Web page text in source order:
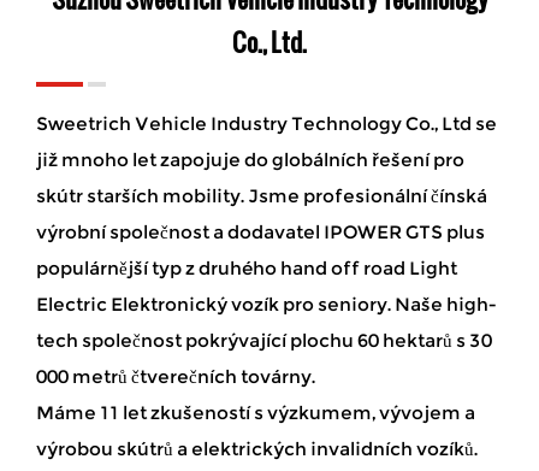
Co., Ltd.
Sweetrich Vehicle Industry Technology Co., Ltd se
již mnoho let zapojuje do globálních řešení pro
skútr starších mobility. Jsme profesionální čínská
výrobní společnost a dodavatel IPOWER GTS plus
populárnější typ z druhého hand off road Light
Electric Elektronický vozík pro seniory. Naše high-
tech společnost pokrývající plochu 60 hektarů s 30
000 metrů čtverečních továrny.
Máme 11 let zkušeností s výzkumem, vývojem a
výrobou skútrů a elektrických invalidních vozíků.